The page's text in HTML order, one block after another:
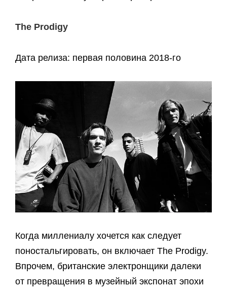
The Prodigy
Дата релиза: первая половина 2018-го
Когда миллениалу хочется как следует
поностальгировать, он включает The Prodigy.
Впрочем, британские электронщики далеки
от превращения в музейный экспонат эпохи